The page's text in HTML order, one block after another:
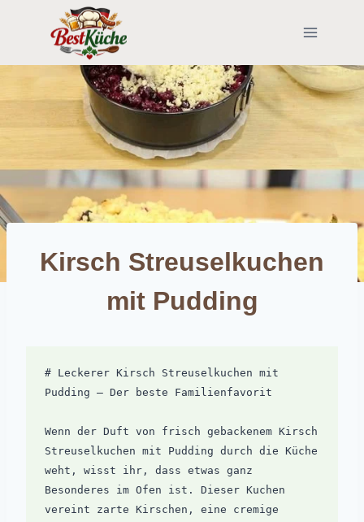
Kirsch Streuselkuchen
mit Pudding
# Leckerer Kirsch Streuselkuchen mit
Pudding – Der beste Familienfavorit
Wenn der Duft von frisch gebackenem Kirsch
Streuselkuchen mit Pudding durch die Küche
weht, wisst ihr, dass etwas ganz
Besonderes im Ofen ist. Dieser Kuchen
vereint zarte Kirschen, eine cremige